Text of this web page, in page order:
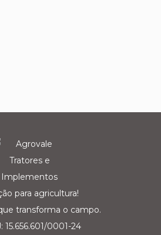
para agricultura!
transforma o campo.
15.656.601/0001-24